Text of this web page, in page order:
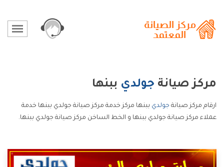
مركز صيانة جولدي ببنها
ارقام مركز صيانة جولدي ببنها مركز خدمة مركز صيانة جولدي ببنها خدمة
عملاء مركز صيانة جولدي ببنها و الخط الساخن مركز صيانة جولدي ببنها.